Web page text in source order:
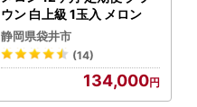
ウン 白上級 1玉入 メロン
静岡県袋井市
(14)
134,000